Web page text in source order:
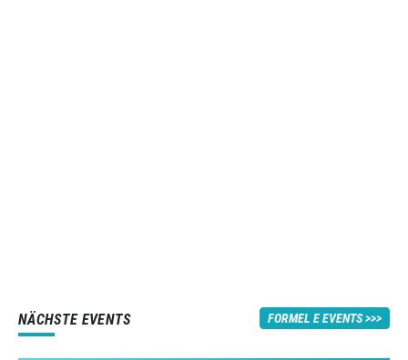
NÄCHSTE EVENTS FORMEL E EVENTS